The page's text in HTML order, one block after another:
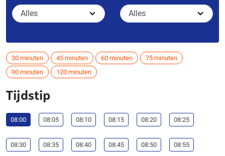
30 minuten 45 minuten 60 minuten
75 minuten
90 minuten
120 minuten
Tijdstip
08:00 08:05 08:10 08:15 08:20 08:25
08:30 08:35 08:40 08:45 08:50 08:55